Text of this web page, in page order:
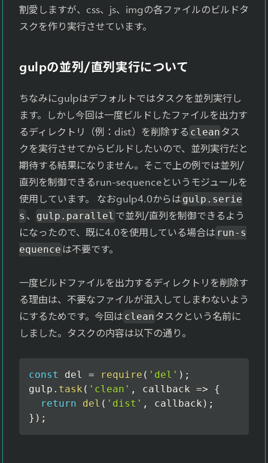
割愛しますが、css、js、imgの各ファイルのビルドタ
スクを作り実行させています。
gulpの並列/直列実行について
ちなみにgulpはデフォルトではタスクを並列実行し
ます。しかし今回は一度ビルドしたファイルを出力す
るディレクトリ（例：dist）を削除する cleanタス
クを実行させてからビルドしたいので、並列実行だと
期待する結果になりません。そこで上の例では並列/
直列を制御できるrun-sequenceというモジュールを
使用しています。 なおgulp4.0からは gulp.serie
s 、 gulp.parallel で並列/直列を制御できるよう
になったので、既に4.0を使用している場合は run-s
equence は不要です。
一度ビルドファイルを出力するディレクトリを削除す
る理由は、不要なファイルが混入してしまわないよう
にするためです。今回は cleanタスクという名前に
しました。タスクの内容は以下の通り。
const del = require ( 'del' ) ;
gulp . task ( 'clean' , callback =>
{
return
del ( 'dist' , callback ) ;
} ) ;